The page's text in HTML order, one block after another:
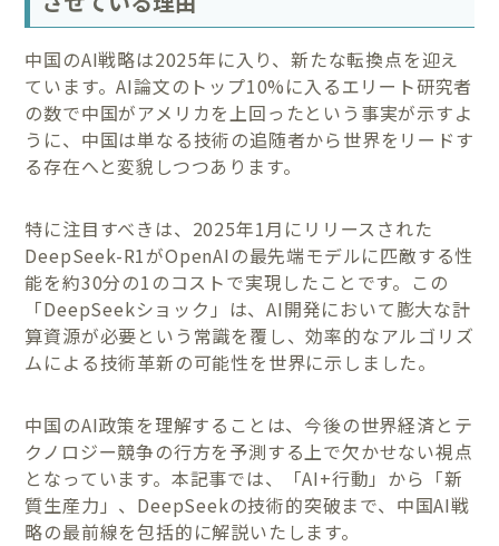
中国のAI戦略は2025年に入り、新たな転換点を迎え
ています。AI論文のトップ10%に入るエリート研究者
の数で中国がアメリカを上回ったという事実が示すよ
うに、中国は単なる技術の追随者から世界をリードす
る存在へと変貌しつつあります。
特に注目すべきは、2025年1月にリリースされた
DeepSeek-R1がOpenAIの最先端モデルに匹敵する性
能を約30分の1のコストで実現したことです。この
「DeepSeekショック」は、AI開発において膨大な計
算資源が必要という常識を覆し、効率的なアルゴリズ
ムによる技術革新の可能性を世界に示しました。
中国のAI政策を理解することは、今後の世界経済とテ
クノロジー競争の行方を予測する上で欠かせない視点
となっています。本記事では、「AI+行動」から「新
質生産力」、DeepSeekの技術的突破まで、中国AI戦
略の最前線を包括的に解説いたします。